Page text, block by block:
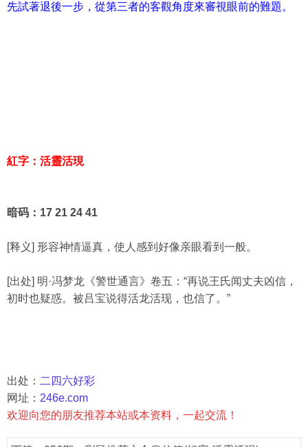
先試著退後一步，從第三者的客觀角度來審視眼前的難題。
紅字：活靈活現
暗码：17 21 24 41
[释义] 形容神情逼真，使人感到好像亲眼看到一般。
[出处] 明·冯梦龙《警世通言》卷五：“再说王氏闻丈夫凶信，
初时也疑惑。被吕宝说得活龙活现，也信了。”
出处： 二四六好彩
网址： 246e.com
欢迎向您的朋友推荐本站或本资料，一起交流！